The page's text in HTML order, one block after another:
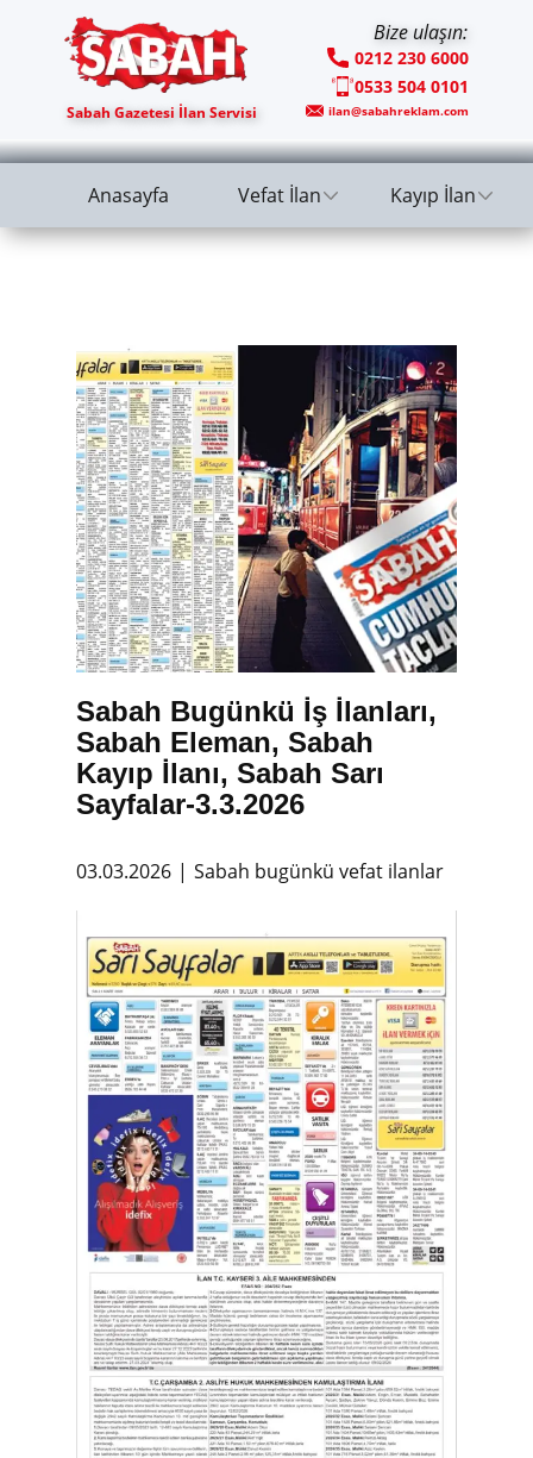
Bize ulaşın:
0212 230 6000
0533 504 0101
Sabah Gazetesi İlan Servisi ilan@sabahreklam.com
Anasayfa Vefat İlan Kayıp İlan
Sabah Bugünkü İş İlanları,
Sabah Eleman, Sabah
Kayıp İlanı, Sabah Sarı
Sayfalar-3.3.2026
03.03.2026 Sabah bugünkü vefat ilanlar